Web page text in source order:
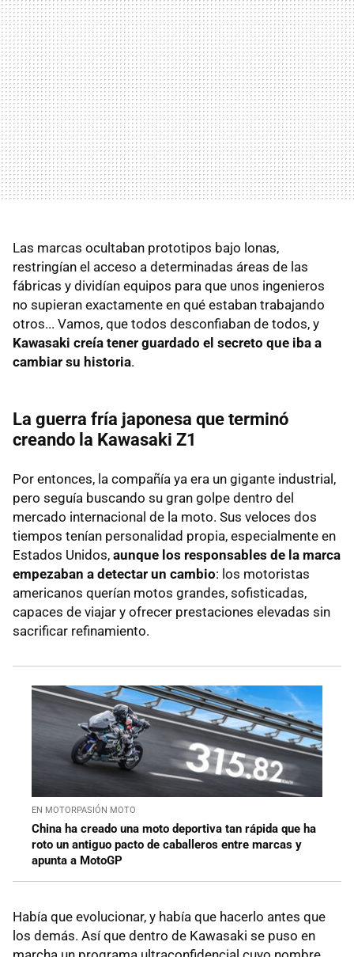
Las marcas ocultaban prototipos bajo lonas,
restringían el acceso a determinadas áreas de las
fábricas y dividían equipos para que unos ingenieros
no supieran exactamente en qué estaban trabajando
otros... Vamos, que todos desconfiaban de todos, y
Kawasaki creía tener guardado el secreto que iba a
cambiar su historia.
La guerra fría japonesa que terminó
creando la Kawasaki Z1
Por entonces, la compañía ya era un gigante industrial,
pero seguía buscando su gran golpe dentro del
mercado internacional de la moto. Sus veloces dos
tiempos tenían personalidad propia, especialmente en
Estados Unidos, aunque los responsables de la marca
empezaban a detectar un cambio: los motoristas
americanos querían motos grandes, sofisticadas,
capaces de viajar y ofrecer prestaciones elevadas sin
sacrificar refinamiento.
EN MOTORPASIÓN MOTO
China ha creado una moto deportiva tan rápida que ha
roto un antiguo pacto de caballeros entre marcas y
apunta a MotoGP
Había que evolucionar, y había que hacerlo antes que
los demás. Así que dentro de Kawasaki se puso en